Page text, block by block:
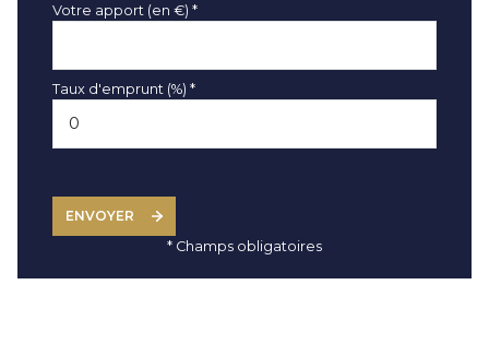
Votre apport (en €) *
Taux d'emprunt (%) *
ENVOYER
* Champs obligatoires